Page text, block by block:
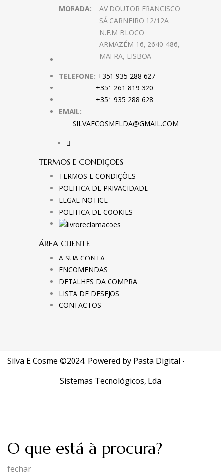
MORADA:
AV DOUTOR FRANCISCO
SÁ CARNEIRO 12/12A
N.E.M BLOCO I
ARMAZÉM 16, 2640-486,
MAFRA, LISBOA
TELEFONE: +351 935 288 627
+351 261 819 320
+351 935 288 628
EMAIL:
SILVAECOSMELDA@GMAIL.COM
TERMOS E CONDIÇÕES
TERMOS E CONDIÇÕES
POLÍTICA DE PRIVACIDADE
LEGAL NOTICE
POLÍTICA DE COOKIES
ÁREA CLIENTE
A SUA CONTA
ENCOMENDAS
DETALHES DA COMPRA
LISTA DE DESEJOS
CONTACTOS
Silva E Cosme ©2024. Powered by Pasta Digital -
Sistemas Tecnológicos, Lda
O que está à procura?
fechar